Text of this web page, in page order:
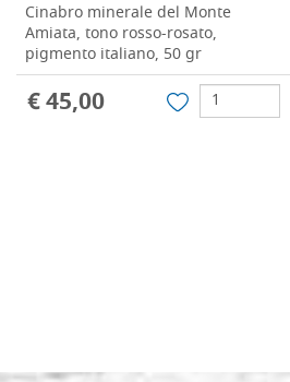
Cinabro minerale del Monte
Amiata, tono rosso-rosato,
pigmento italiano, 50 gr
€ 45,00